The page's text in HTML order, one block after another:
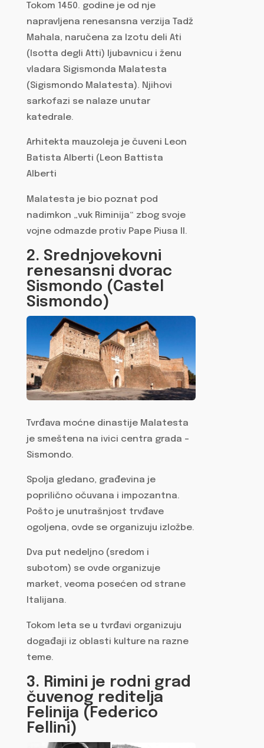
Tokom 1450. godine je od nje
napravljena renesansna verzija Tadž
Mahala, naručena za Izotu deli Ati
(Isotta degli Atti) ljubavnicu i ženu
vladara Sigismonda Malatesta
(Sigismondo Malatesta). Njihovi
sarkofazi se nalaze unutar
katedrale.
Arhitekta mauzoleja je čuveni Leon
Batista Alberti (Leon Battista
Alberti
Malatesta je bio poznat pod
nadimkon „vuk Riminija“ zbog svoje
vojne odmazde protiv Pape Piusa II.
2. Srednjovekovni
renesansni dvorac
Sismondo (Castel
Sismondo)
Tvrđava moćne dinastije Malatesta
je smeštena na ivici centra grada –
Sismondo.
Spolja gledano, građevina je
poprilično očuvana i impozantna.
Pošto je unutrašnjost trvđave
ogoljena, ovde se organizuju izložbe.
Dva put nedeljno (sredom i
subotom) se ovde organizuje
market, veoma posećen od strane
Italijana.
Tokom leta se u tvrđavi organizuju
događaji iz oblasti kulture na razne
teme.
3. Rimini je rodni grad
čuvenog reditelja
Felinija (Federico
Fellini)